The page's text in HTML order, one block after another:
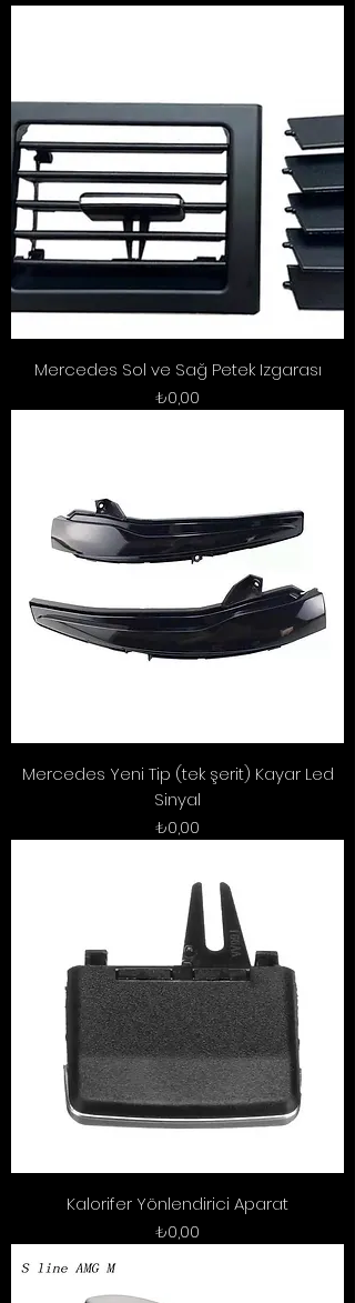
Mercedes Sol ve Sağ Petek Izgarası
Fiyat
₺0,00
Mercedes Yeni Tip (tek şerit) Kayar Led
Sinyal
Fiyat
₺0,00
Kalorifer Yönlendirici Aparat
Fiyat
₺0,00